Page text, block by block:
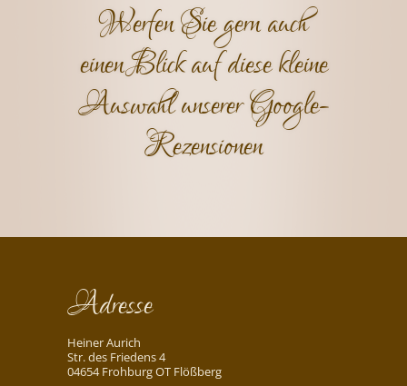
Werfen Sie gern auch
einen Blick auf diese kleine
Auswahl unserer Google-
Rezensionen
Adresse
Heiner Aurich
Str. des Friedens 4
04654 Frohburg OT Flößberg